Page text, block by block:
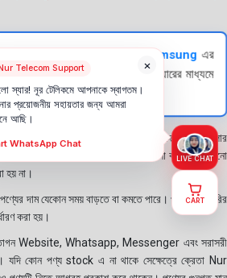
নিশ্চিত করতে Samsung এর
(Check) করার পরই বিক্রি ও কুরিয়ারের মাধ্যমে
লাগানোর আগে মোবাইলে লাগিয়ে চেক করে নিবেন কালার
নিশ্চিত হয়ে পলি তুলবেন। পলি তোলা বা আঠা লাগানো
হয় না।
দাম যেকোন সময় বাড়তে বা কমতে পারে। পণ্য ডেলিভারির
করা হয়।
Website, Whatsapp, Messenger এবং সরাসরী
যদি কোন পণ্য stock এ না থাকে সেক্ষেত্রে ক্রেতা Nur
×
Telecom Support
স্যার! নূর টেলিকমে আপনাকে স্বাগতম।
প্রয়োজনীয় সহায়তার জন্য আমরা
আছি।
WhatsApp Chat
LIVE CHAT
CART